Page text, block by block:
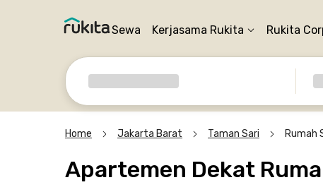
Sewa Kerjasama Rukita Rukita
Home Jakarta Barat Taman Sari Rumah
Apartemen Dekat